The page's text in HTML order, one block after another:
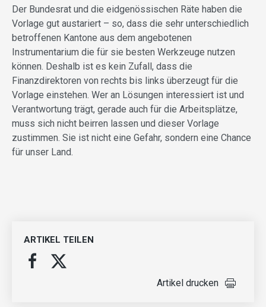
Der Bundesrat und die eidgenössischen Räte haben die
Vorlage gut austariert – so, dass die sehr unterschiedlich
betroffenen Kantone aus dem angebotenen
Instrumentarium die für sie besten Werkzeuge nutzen
können. Deshalb ist es kein Zufall, dass die
Finanzdirektoren von rechts bis links überzeugt für die
Vorlage einstehen. Wer an Lösungen interessiert ist und
Verantwortung trägt, gerade auch für die Arbeitsplätze,
muss sich nicht beirren lassen und dieser Vorlage
zustimmen. Sie ist nicht eine Gefahr, sondern eine Chance
für unser Land.
ARTIKEL TEILEN
Artikel drucken